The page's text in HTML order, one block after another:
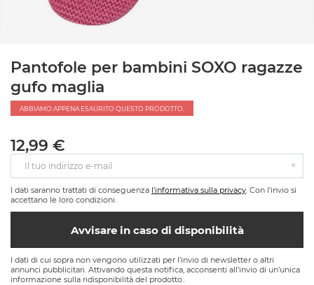
Pantofole per bambini SOXO ragazze
gufo maglia
ABBIAMO APPENA ESAURITO QUESTO PRODOTTO.
12,99 €
Il tuo indirizzo e-mail
I dati saranno trattati di conseguenza l'informativa sulla privacy. Con l’invio si
accettano le loro condizioni.
Avvisare in caso di disponibilità
I dati di cui sopra non vengono utilizzati per l’invio di newsletter o altri
annunci pubblicitari. Attivando questa notifica, acconsenti all’invio di un’unica
informazione sulla ridisponibilità del prodotto..